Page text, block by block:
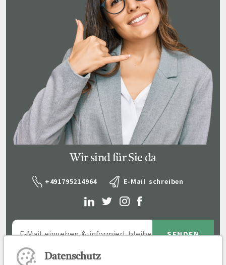
Wir sind für Sie da
+491795214964 E-Mail schreiben
Datenschutz